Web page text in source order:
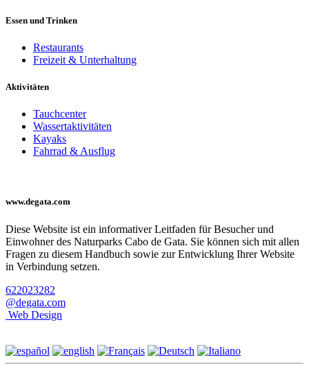
Essen und Trinken
Restaurants
Freizeit & Unterhaltung
Aktivitäten
Tauchcenter
Wassertaktivitäten
Kayaks
Fahrrad & Ausflug
www.degata.com
Diese Website ist ein informativer Leitfaden für Besucher und
Einwohner des Naturparks Cabo de Gata. Sie können sich mit allen
Fragen zu diesem Handbuch sowie zur Entwicklung Ihrer Website
in Verbindung setzen.
622023282
@degata.com
Web Design